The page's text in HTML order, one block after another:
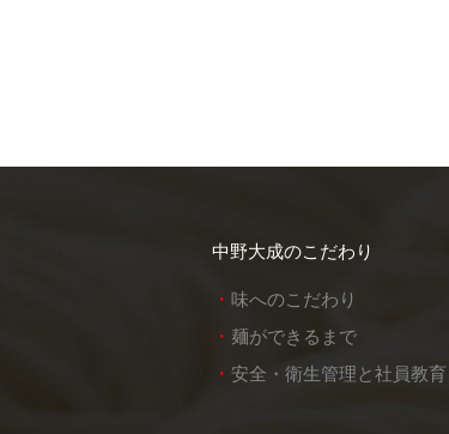
中野大成のこだわり
味へのこだわり
麺ができるまで
安全・衛生管理と社員教育